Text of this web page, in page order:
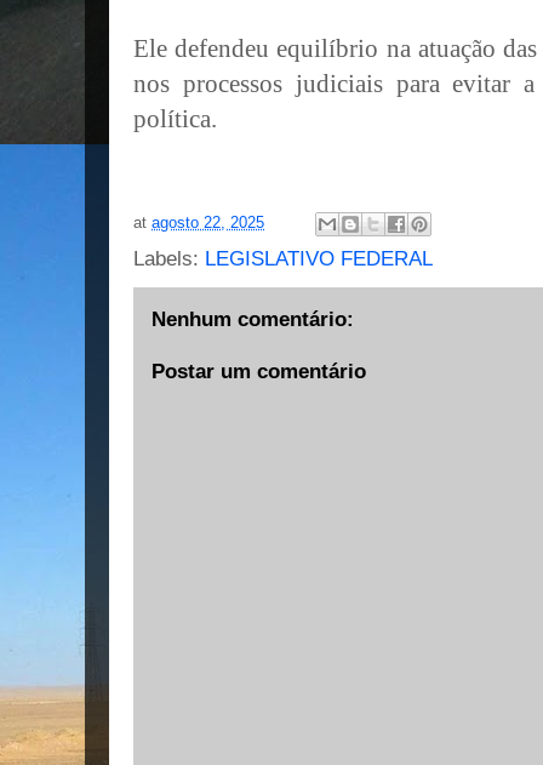
Ele defendeu equilíbrio na atuação
nos processos judiciais para evitar a
política.
at agosto 22, 2025
Labels: LEGISLATIVO FEDERAL
Nenhum comentário:
Postar um comentário